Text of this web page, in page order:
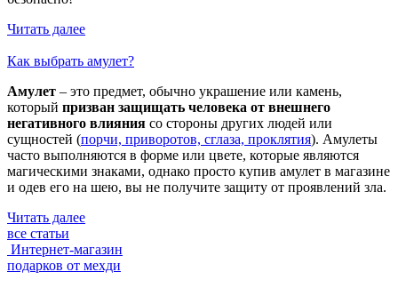
Читать далее
Как выбрать амулет?
Амулет – это предмет, обычно украшение или камень,
который призван защищать человека от внешнего
негативного влияния со стороны других людей или
сущностей (порчи, приворотов, сглаза, проклятия). Амулеты
часто выполняются в форме или цвете, которые являются
магическими знаками, однако просто купив амулет в магазине
и одев его на шею, вы не получите защиту от проявлений зла.
Читать далее
все статьи
Интернет-магазин
подарков от мехди